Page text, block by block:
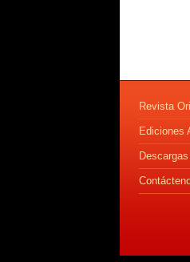
Revista
Ediciones
Descargas